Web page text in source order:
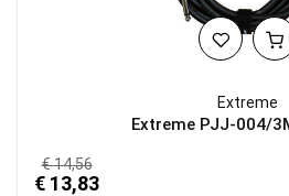
Extreme
Extreme PJJ-004/
€ 14,56
€ 13,83